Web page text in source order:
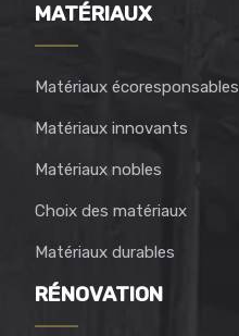
MATÉRIAUX
Matériaux écoresponsables
Matériaux innovants
Matériaux nobles
Choix des matériaux
Matériaux durables
RÉNOVATION